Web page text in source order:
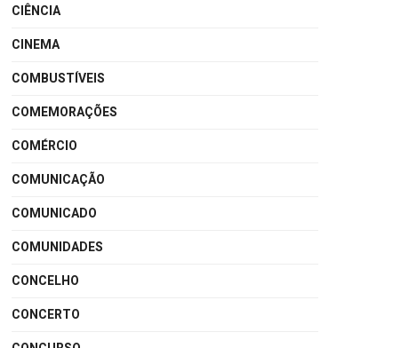
CIÊNCIA
CINEMA
COMBUSTÍVEIS
COMEMORAÇÕES
COMÉRCIO
COMUNICAÇÃO
COMUNICADO
COMUNIDADES
CONCELHO
CONCERTO